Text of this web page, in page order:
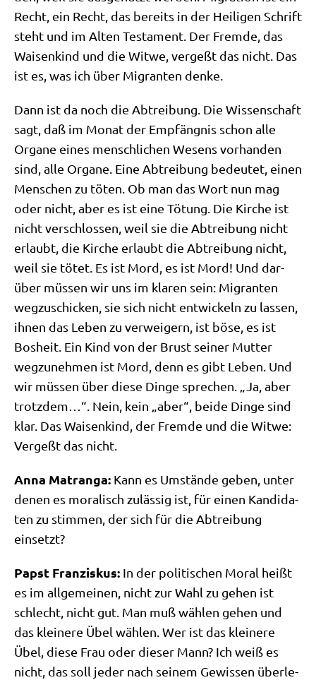
Recht, ein Recht, das bereits in der Hei­li­gen Schrift
steht und im Alten Testa­ment. Der Frem­de, das
Wai­sen­kind und die Wit­we, ver­geßt das nicht. Das
ist es, was ich über Migran­ten denke.
Dann ist da noch die Abtrei­bung. Die Wis­sen­schaft
sagt, daß im Monat der Emp­fäng­nis schon alle
Orga­ne eines mensch­li­chen Wesens vor­han­den
sind, alle Orga­ne. Eine Abtrei­bung bedeu­tet, einen
Men­schen zu töten. Ob man das Wort nun mag
oder nicht, aber es ist eine Tötung. Die Kir­che ist
nicht ver­schlos­sen, weil sie die Abtrei­bung nicht
erlaubt, die Kir­che erlaubt die Abtrei­bung nicht,
weil sie tötet. Es ist Mord, es ist Mord! Und dar­
über müs­sen wir uns im kla­ren sein: Migran­ten
weg­zu­schicken, sie sich nicht ent­wickeln zu las­sen,
ihnen das Leben zu ver­wei­gern, ist böse, es ist
Bos­heit. Ein Kind von der Brust sei­ner Mut­ter
weg­zu­neh­men ist Mord, denn es gibt Leben. Und
wir müs­sen über die­se Din­ge spre­chen. „Ja, aber
trotz­dem…“. Nein, kein „aber“, bei­de Din­ge sind
klar. Das Wai­sen­kind, der Frem­de und die Wit­we:
Ver­geßt das nicht.
Anna Matran­ga: Kann es Umstän­de geben, unter
denen es mora­lisch zuläs­sig ist, für einen Kan­di­da­
ten zu stim­men, der sich für die Abtrei­bung
einsetzt?
Papst Fran­zis­kus: In der poli­ti­schen Moral heißt
es im all­ge­mei­nen, nicht zur Wahl zu gehen ist
schlecht, nicht gut. Man muß wäh­len gehen und
das klei­ne­re Übel wäh­len. Wer ist das klei­ne­re
Übel, die­se Frau oder die­ser Mann? Ich weiß es
nicht, das soll jeder nach sei­nem Gewis­sen über­le­